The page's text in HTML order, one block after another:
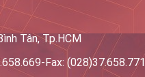
Tân, Tp.HCM
Fax: (028)37.658.771